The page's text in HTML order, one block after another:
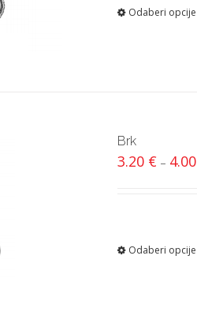
Odaberi opcije
Brk
3.20 € – 4.00
Odaberi opcije